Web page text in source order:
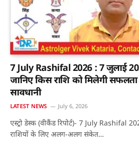
7 July Rashifal 2026 : 7 जुलाई
जानिए किस राशि को मिलेगी
सावधानी
LATEST NEWS July 6, 2026
एस्ट्रो डेस्क (वीकैंड रिपोर्ट)- 7 July Rashifal
राशियों के लिए अलग-अलग संकेत…